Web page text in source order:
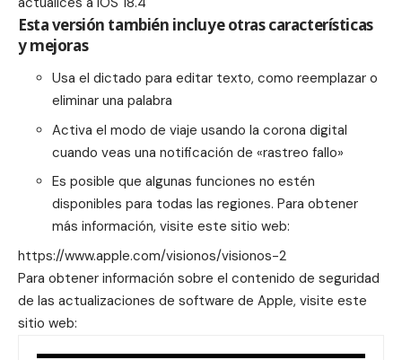
Esta versión también incluye otras características
y mejoras
Usa el dictado para editar texto, como reemplazar o
eliminar una palabra
Activa el modo de viaje usando la corona digital
cuando veas una notificación de «rastreo fallo»
Es posible que algunas funciones no estén
disponibles para todas las regiones. Para obtener
más información, visite este sitio web:
https://www.apple.com/visionos/visionos-2
Para obtener información sobre el contenido de seguridad
de las actualizaciones de software de Apple, visite este
sitio web: